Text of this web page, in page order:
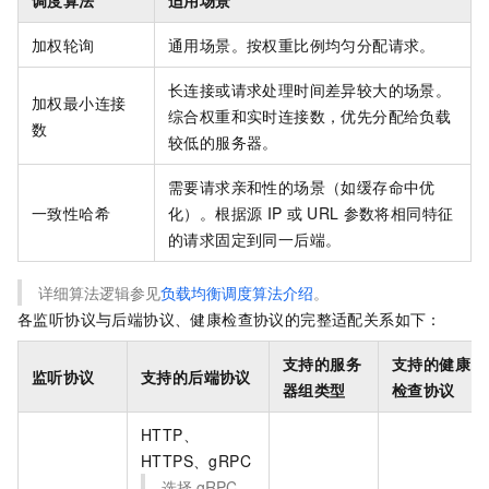
加权轮询 通用场景。按权重比例均匀分配请求。
加权最小连接
数
长连接或请求处理时间差异较大的场景。
综合权重和实时连接数，优先分配给负载
较低的服务器。
一致性哈希
需要请求亲和性的场景（如缓存命中优
化）。根据源 IP 或 URL 参数将相同特征
的请求固定到同一后端。
详细算法逻辑参见负载均衡调度算法介绍。
各监听协议与后端协议、健康检查协议的完整适配关系如下：
监听协议 支持的后端协议
支持的服务
器组类型
支持的健康
检查协议
HTTP、
HTTPS、gRPC